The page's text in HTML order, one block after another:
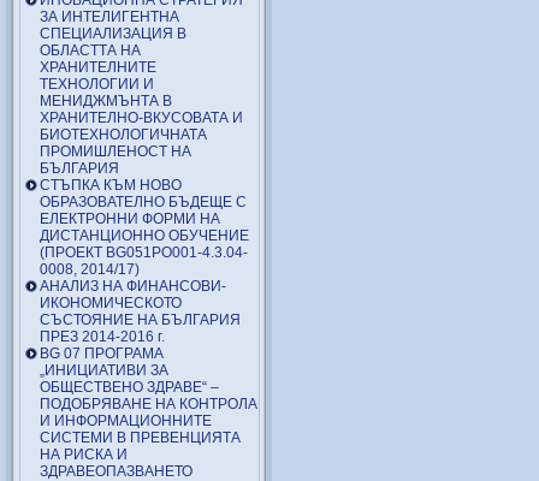
ЗА ИНТЕЛИГЕНТНА
СПЕЦИАЛИЗАЦИЯ В
ОБЛАСТТА НА
ХРАНИТЕЛНИТЕ
ТЕХНОЛОГИИ И
МЕНИДЖМЪНТА В
ХРАНИТЕЛНО-ВКУСОВАТА И
БИОТЕХНОЛОГИЧНАТА
ПРОМИШЛЕНОСТ НА
БЪЛГАРИЯ
СТЪПКА КЪМ НОВО
ОБРАЗОВАТЕЛНО БЪДЕЩЕ С
ЕЛЕКТРОННИ ФОРМИ НА
ДИСТАНЦИОННО ОБУЧЕНИЕ
(ПРОЕКТ BG051PO001-4.3.04-
0008, 2014/17)
АНАЛИЗ НА ФИНАНСОВИ-
ИКОНОМИЧЕСКОТО
СЪСТОЯНИЕ НА БЪЛГАРИЯ
ПРЕЗ 2014-2016 г.
BG 07 ПРОГРАМА
„ИНИЦИАТИВИ ЗА
ОБЩЕСТВЕНО ЗДРАВЕ“ –
ПОДОБРЯВАНЕ НА КОНТРОЛА
И ИНФОРМАЦИОННИТЕ
СИСТЕМИ В ПРЕВЕНЦИЯТА
НА РИСКА И
ЗДРАВЕОПАЗВАНЕТО